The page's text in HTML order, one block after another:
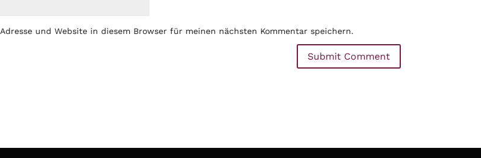
und Website in diesem Browser für meinen nächsten Kommentar speichern.